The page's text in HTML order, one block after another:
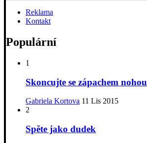
Reklama
Kontakt
Populární
1
Skoncujte se zápachem nohou
Gabriela Kortova 11 Lis 2015
2
Spěte jako dudek